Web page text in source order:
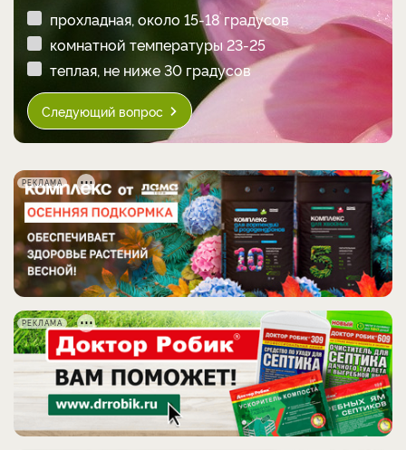
прохладная, около 15-18 градусов
комнатной температуры 23-25
теплая, не ниже 30 градусов
Следующий вопрос
РЕКЛАМА
РЕКЛАМА